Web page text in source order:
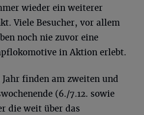
wieder ein weiterer
Viele Besucher, vor allem
noch nie zuvor eine
in Aktion erlebt.
finden am zweiten und
(6./7.12. sowie
die weit über das